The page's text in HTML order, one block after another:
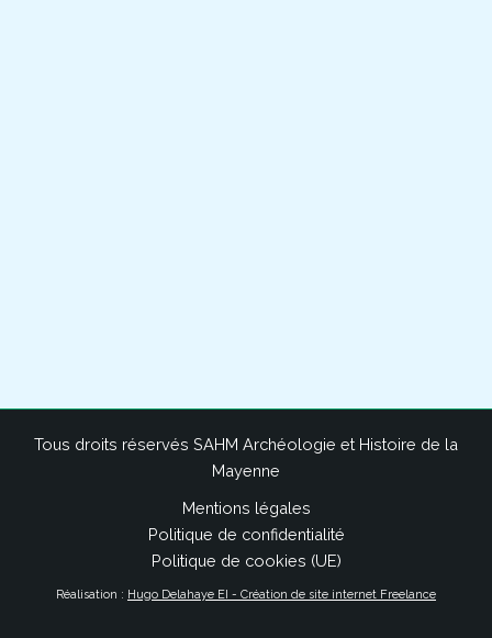
Tous droits réservés SAHM Archéologie et Histoire de la
Mayenne
Mentions légales
Politique de confidentialité
Politique de cookies (UE)
Réalisation : Hugo Delahaye EI - Création de site internet Freelance